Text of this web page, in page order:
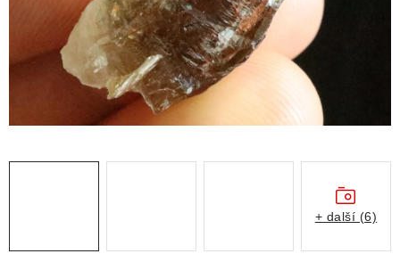
NALEZIŠTĚ
NÁŠ PŘÍBĚH
VIDEOGALERIE
+ další (6)